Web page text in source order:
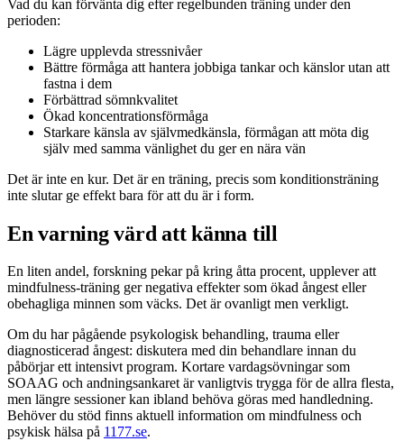
Vad du kan förvänta dig efter regelbunden träning under den
perioden:
Lägre upplevda stressnivåer
Bättre förmåga att hantera jobbiga tankar och känslor utan att
fastna i dem
Förbättrad sömnkvalitet
Ökad koncentrationsförmåga
Starkare känsla av självmedkänsla, förmågan att möta dig
själv med samma vänlighet du ger en nära vän
Det är inte en kur. Det är en träning, precis som konditionsträning
inte slutar ge effekt bara för att du är i form.
En varning värd att känna till
En liten andel, forskning pekar på kring åtta procent, upplever att
mindfulness-träning ger negativa effekter som ökad ångest eller
obehagliga minnen som väcks. Det är ovanligt men verkligt.
Om du har pågående psykologisk behandling, trauma eller
diagnosticerad ångest: diskutera med din behandlare innan du
påbörjar ett intensivt program. Kortare vardagsövningar som
SOAAG och andningsankaret är vanligtvis trygga för de allra flesta,
men längre sessioner kan ibland behöva göras med handledning.
Behöver du stöd finns aktuell information om mindfulness och
psykisk hälsa på 1177.se.